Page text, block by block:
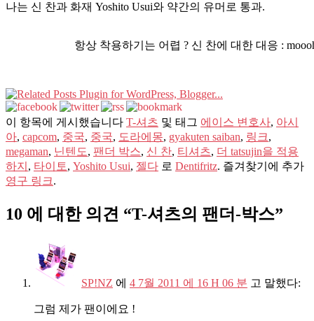
나는 신 찬과 화재 Yoshito Usui와 약간의 유머로 통과.
항상 착용하기는 어렵 ? 신 찬에 대한 대응 :
이 항목에 게시했습니다 T-셔츠 및 태그 에이스 변호사, 아시
아, capcom, 중국, 중국, 도라에몽, gyakuten saiban, 링크,
megaman, 닌텐도, 팬더 박스, 신 찬, 티셔츠, 더 tatsujin을 적용
하지 , 타이토, Yoshito Usui, 젤다 로 Dentifritz. 즐겨찾기에 추가
영구 링크.
10 에 대한 의견 “T-셔츠의 팬더-박스”
SP!NZ 에 4 7월 2011 에 16 H 06 분 고 말했다:
그럼 제가 팬이에요 !